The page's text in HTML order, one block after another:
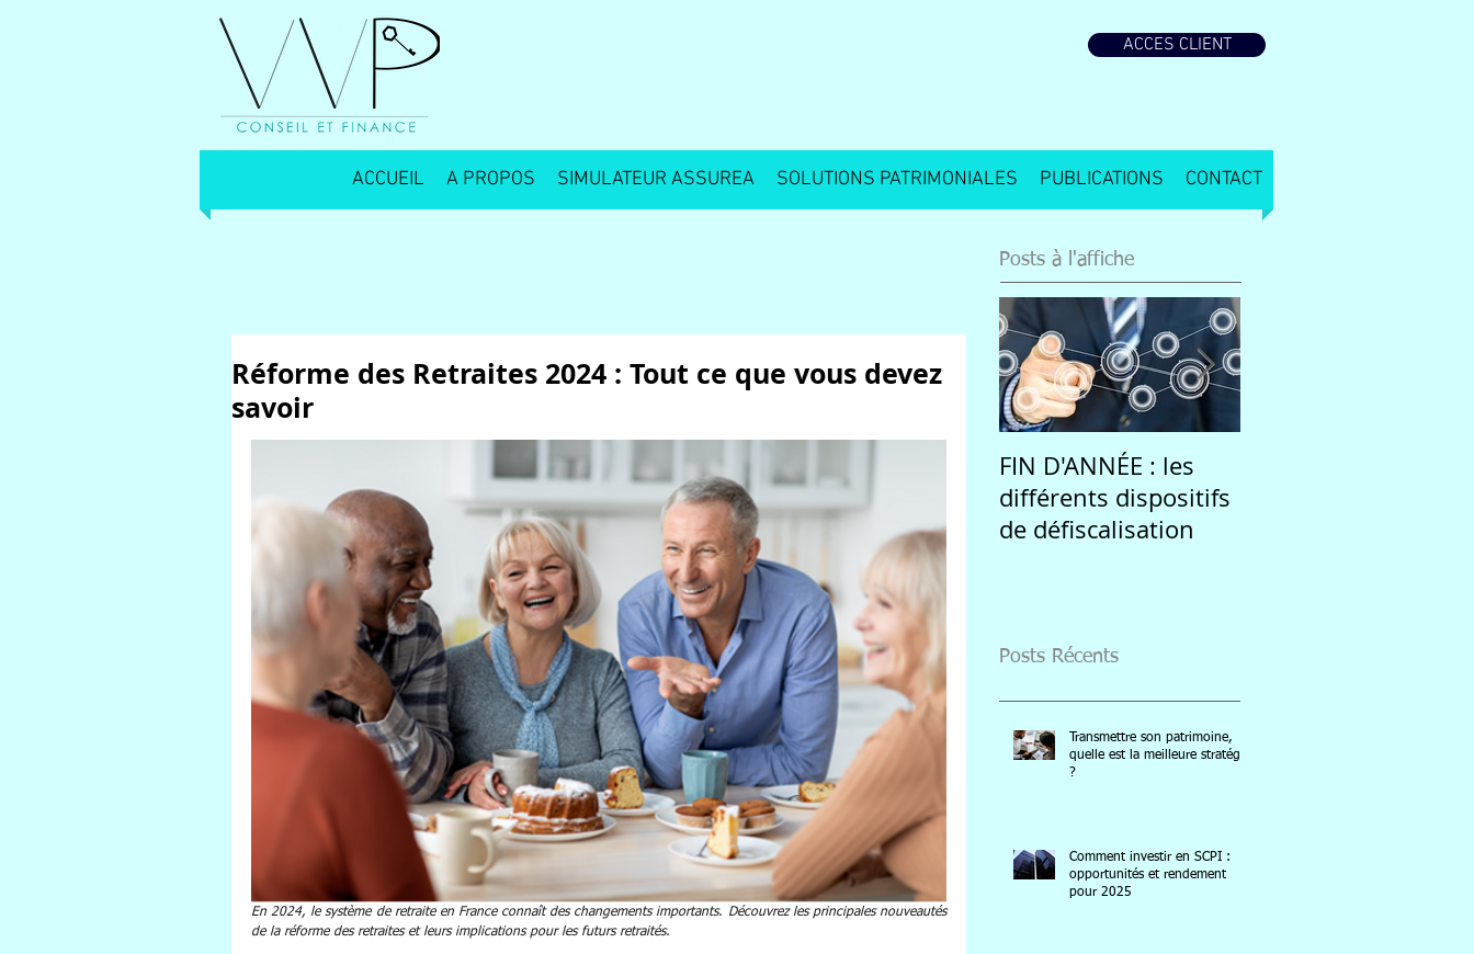
ACCES CLIENT
ACCUEIL A PROPOS SIMULATEUR ASSUREA SOLUTIONS PATRIMONIALES PUBLICATIONS CONTACT
Posts à l'affiche
Réforme des Retraites 2024 : Tout ce que vous devez
savoir
En 2024, le système de retraite en France connaît des changements importants. Découvrez les principales nouveautés
de la réforme des retraites et leurs implications pour les futurs retraités.
FIN D'ANNÉE : les
différents dispositifs
de défiscalisation
Posts Récents
Transmettre son patrimoine,
quelle est la meilleure stratégie
?
Comment investir en SCPI :
opportunités et rendement
pour 2025